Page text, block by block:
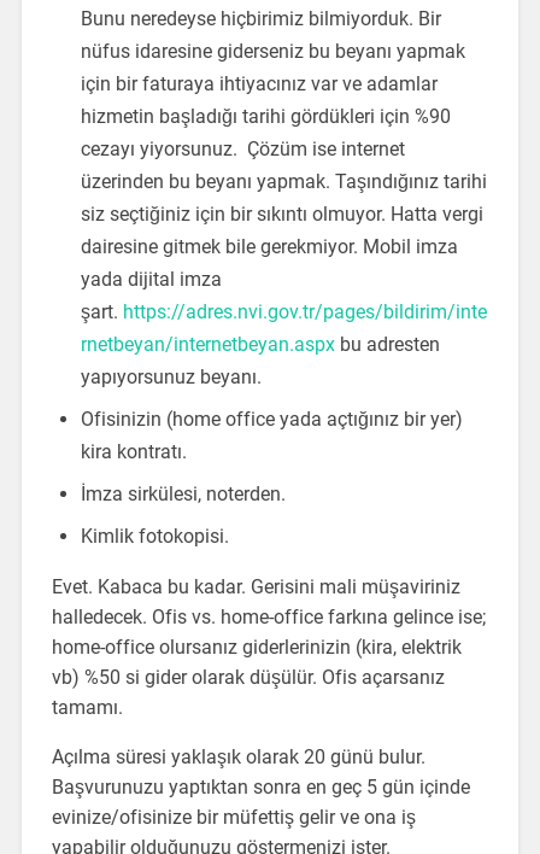
Bunu neredeyse hiçbirimiz bilmiyorduk. Bir
nüfus idaresine giderseniz bu beyanı yapmak
için bir faturaya ihtiyacınız var ve adamlar
hizmetin başladığı tarihi gördükleri için %90
cezayı yiyorsunuz. Çözüm ise internet
üzerinden bu beyanı yapmak. Taşındığınız tarihi
siz seçtiğiniz için bir sıkıntı olmuyor. Hatta vergi
dairesine gitmek bile gerekmiyor. Mobil imza
yada dijital imza
şart. https://adres.nvi.gov.tr/pages/bildirim/inte
rnetbeyan/internetbeyan.aspxbu adresten
yapıyorsunuz beyanı.
Ofisinizin (home office yada açtığınız bir yer)
kira kontratı.
İmza sirkülesi, noterden.
Kimlik fotokopisi.
Evet. Kabaca bu kadar. Gerisini mali müşaviriniz
halledecek. Ofis vs. home-office farkına gelince ise;
home-office olursanız giderlerinizin (kira, elektrik
vb) %50 si gider olarak düşülür. Ofis açarsanız
tamamı.
Açılma süresi yaklaşık olarak 20 günü bulur.
Başvurunuzu yaptıktan sonra en geç 5 gün içinde
evinize/ofisinize bir müfettiş gelir ve ona iş
yapabilir olduğunuzu göstermenizi ister.